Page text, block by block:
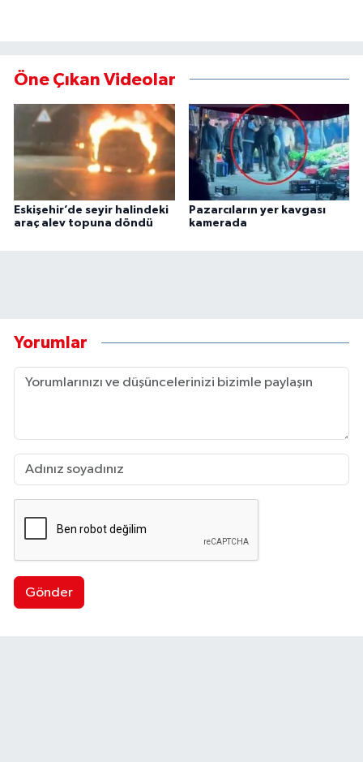
Öne Çıkan Videolar
Eskişehir’de seyir halindeki
araç alev topuna döndü
Pazarcıların yer kavgası
kamerada
Yorumlar
Gönder